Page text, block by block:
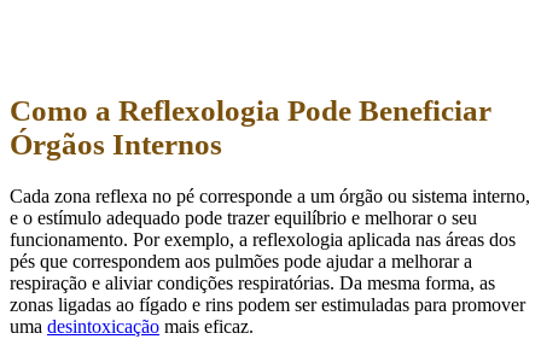
Como a Reflexologia Pode Beneficiar
Órgãos Internos
Cada zona reflexa no pé corresponde a um órgão ou sistema interno,
e o estímulo adequado pode trazer equilíbrio e melhorar o seu
funcionamento. Por exemplo, a reflexologia aplicada nas áreas dos
pés que correspondem aos pulmões pode ajudar a melhorar a
respiração e aliviar condições respiratórias. Da mesma forma, as
zonas ligadas ao fígado e rins podem ser estimuladas para promover
uma desintoxicação mais eficaz.